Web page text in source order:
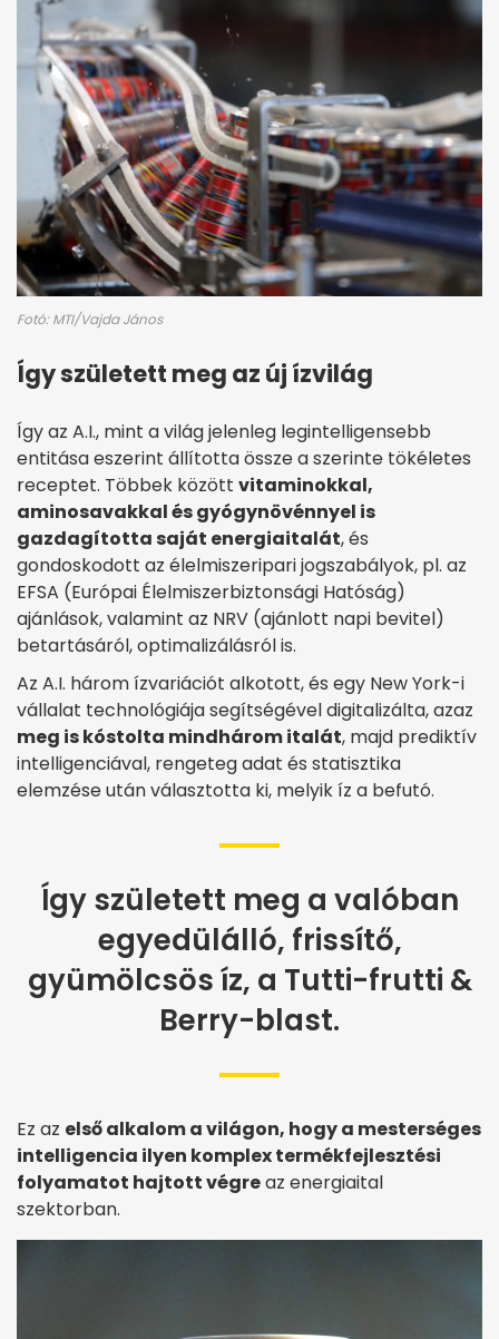
Fotó: MTI/Vajda János
Így született meg az új ízvilág
Így az A.I., mint a világ jelenleg legintelligensebb
entitása eszerint állította össze a szerinte tökéletes
receptet. Többek között vitaminokkal,
aminosavakkal és gyógynövénnyel is
gazdagította saját energiaitalát, és
gondoskodott az élelmiszeripari jogszabályok, pl. az
EFSA (Európai Élelmiszerbiztonsági Hatóság)
ajánlások, valamint az NRV (ajánlott napi bevitel)
betartásáról, optimalizálásról is.
Az A.I. három ízvariációt alkotott, és egy New York-i
vállalat technológiája segítségével digitalizálta, azaz
meg is kóstolta mindhárom italát, majd prediktív
intelligenciával, rengeteg adat és statisztika
elemzése után választotta ki, melyik íz a befutó.
Így született meg a valóban
egyedülálló, frissítő,
gyümölcsös íz, a Tutti-frutti &
Berry-blast.
Ez az első alkalom a világon, hogy a mesterséges
intelligencia ilyen komplex termékfejlesztési
folyamatot hajtott végreaz energiaital
szektorban.